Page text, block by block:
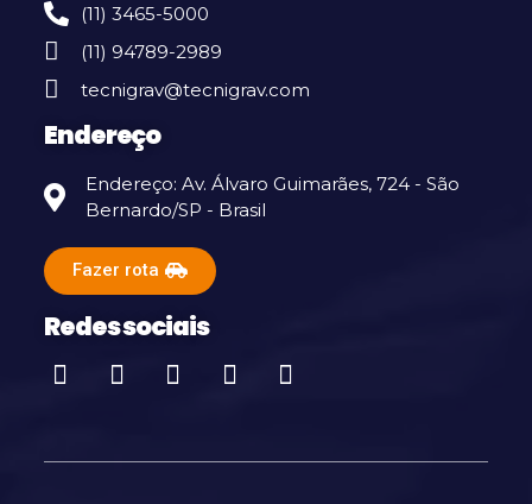
(11) 3465-5000
(11) 94789-2989
tecnigrav@tecnigrav.com
Endereço
Endereço: Av. Álvaro Guimarães, 724 - São
Bernardo/SP - Brasil
Fazer rota
Redes sociais